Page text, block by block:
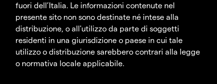
fuori dell’Italia. Le informazioni contenute nel
presente sito non sono destinate né intese alla
distribuzione, o all'utilizzo da parte di soggetti
residenti in una giurisdizione o paese in cui tale
utilizzo o distribuzione sarebbero contrari alla legge
o normativa locale applicabile.